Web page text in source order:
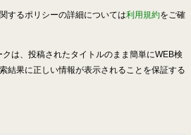
するポリシーの詳細については利用規約をご確
クは、投稿されたタイトルのまま簡単にWEB検
結果に正しい情報が表示されることを保証する